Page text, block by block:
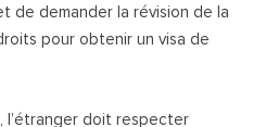
de demander la révision de la
pour obtenir un visa de
doit respecter